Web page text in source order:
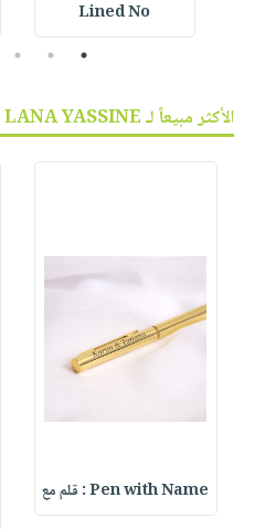
Lined No
1
2
3
الأكثر مبيعاً لـ BY LANA YASSINE :
Pen with Name : قلم مع